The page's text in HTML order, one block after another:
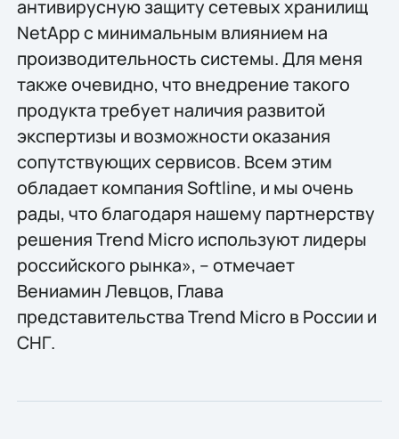
антивирусную защиту сетевых хранилищ
NetApp с минимальным влиянием на
производительность системы. Для меня
также очевидно, что внедрение такого
продукта требует наличия развитой
экспертизы и возможности оказания
сопутствующих сервисов. Всем этим
обладает компания Softline, и мы очень
рады, что благодаря нашему партнерству
решения Trend Micro используют лидеры
российского рынка», – отмечает
Вениамин Левцов, Глава
представительства Trend Micro в России и
СНГ.